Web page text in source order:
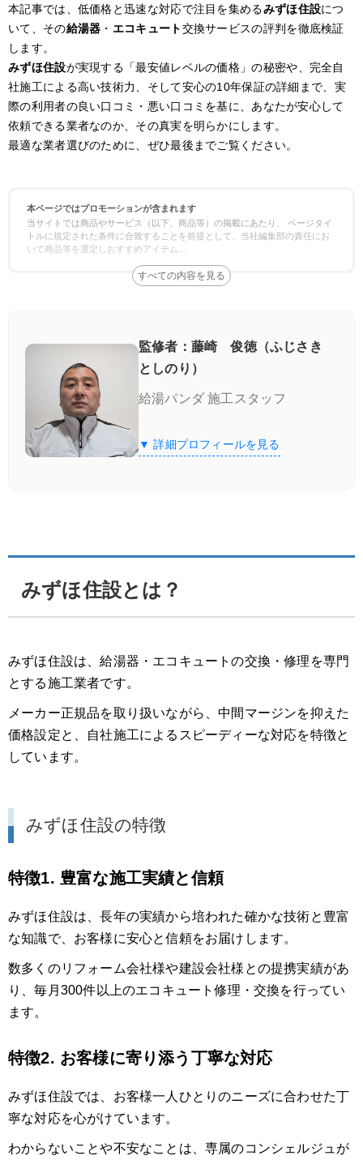
本記事では、低価格と迅速な対応で注目を集めるみずほ住設につ
いて、その給湯器 ・ エコキュート交換サービスの評判を徹底検証
します。
みずほ住設が実現する「最安値レベルの価格」の秘密や、完全自
社施工による高い技術力、そして安心の10年保証の詳細まで、実
際の利用者の良い口コミ・悪い口コミを基に、あなたが安心して
依頼できる業者なのか、その真実を明らかにします。
最適な業者選びのために、ぜひ最後までご覧ください。
本ページではプロモーションが含まれます
当サイトでは商品やサービス（以下、商品等）の掲載にあたり、 ページタイ
トルに規定された条件に合致することを前提として、当社編集部の責任にお
いて商品等を選定しおすすめアイテム
監修者：藤崎 俊徳（ふじさき
としのり）
給湯パンダ 施工スタッフ
▼ 詳細プロフィールを見る
みずほ住設とは？
みずほ住設は、給湯器・エコキュートの交換・修理を専門
とする施工業者です。
メーカー正規品を取り扱いながら、中間マージンを抑えた
価格設定と、自社施工によるスピーディーな対応を特徴と
しています。
みずほ住設の特徴
特徴1. 豊富な施工実績と信頼
みずほ住設は、長年の実績から培われた確かな技術と豊富
な知識で、お客様に安心と信頼をお届けします。
数多くのリフォーム会社様や建設会社様との提携実績があ
り、毎月300件以上のエコキュート修理・交換を行ってい
ます。
特徴2. お客様に寄り添う丁寧な対応
みずほ住設では、お客様一人ひとりのニーズに合わせた丁
寧な対応を心がけています。
わからないことや不安なことは、専属のコンシェルジュが